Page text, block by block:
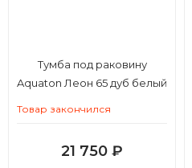
Тумба под раковину
Aquaton Леон 65 дуб белый
Товар закончился
21 750 ₽